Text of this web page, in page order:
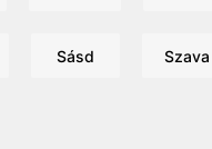
Sásd Szava